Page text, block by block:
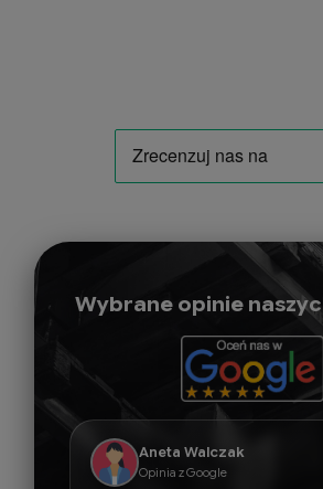
Wybrane opinie
Aneta Walczak
Opinia z Google